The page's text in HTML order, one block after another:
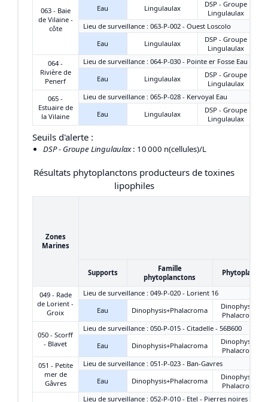
063 - Baie
de Vilaine -
côte
Eau
Lingulaulax
DSP - Groupe
Lingulaulax
Lieu de surveillance : 063-P-002 - Ouest Loscolo
Eau
Lingulaulax
DSP - Groupe
Lingulaulax
064 -
Rivière de
Penerf
Lieu de surveillance : 064-P-030 - Pointe er Fosse Eau
Eau
Lingulaulax
DSP - Groupe
Lingulaulax
065 -
Estuaire de
la Vilaine
Lieu de surveillance : 065-P-028 - Kervoyal Eau
Eau
Lingulaulax
DSP - Groupe
Lingulaulax
Seuils d'alerte :
DSP - Groupe Lingulaulax: 10 000 n(cellules)/L
Résultats phytoplanctons producteurs de toxines
lipophiles
Zones
Marines
Supports
Famille
phytoplanctons
049 - Rade
de Lorient -
Groix
Lieu de surveillance : 049-P-020 - Lorient 16
Eau
Dinophysis+Phalacroma
Dinophysis +
Phalacroma
050 - Scorff
- Blavet
Lieu de surveillance : 050-P-015 - Citadelle - 56B600
Eau
Dinophysis+Phalacroma
Dinophysis +
Phalacroma
051 - Petite
mer de
Gâvres
Lieu de surveillance : 051-P-023 - Ban-Gavres
Eau
Dinophysis+Phalacroma
Dinophysis +
Phalacroma
Lieu de surveillance : 052-P-010 - Etel - Pierres noires